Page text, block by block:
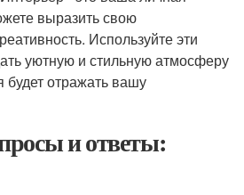
выразить свою
Используйте эти
уютную и стильную атмосферу
будет отражать вашу
и ответы: